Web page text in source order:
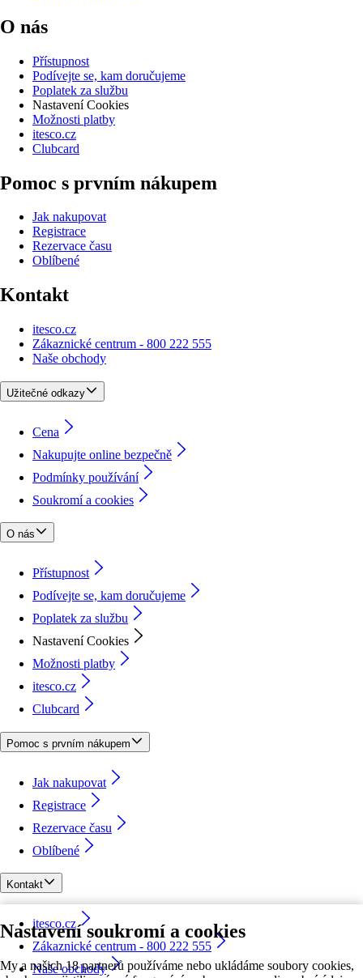
Nastavení soukromí a cookies
My a našich 18 partnerů používáme nebo ukládáme soubory cookies,
O nás
Přístupnost
Podívejte se, kam doručujeme
Poplatek za službu
Nastavení Cookies
Možnosti platby
itesco.cz
Clubcard
Pomoc s prvním nákupem
Jak nakupovat
Registrace
Rezervace času
Oblíbené
Kontakt
itesco.cz
Zákaznické centrum - 800 222 555
Naše obchody
Užitečné odkazy
Cena
Nakupujte online bezpečně
Podmínky používání
Soukromí a cookies
O nás
Přístupnost
Podívejte se, kam doručujeme
Poplatek za službu
Nastavení Cookies
Možnosti platby
itesco.cz
Clubcard
Pomoc s prvním nákupem
Jak nakupovat
Registrace
Rezervace času
Oblíbené
Kontakt
itesco.cz
Zákaznické centrum - 800 222 555
Naše obchody